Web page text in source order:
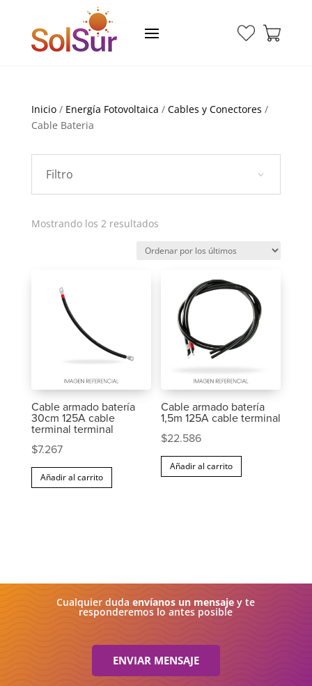
Inicio/ Energía Fotovoltaica / Cables y Conectores /
Cable Bateria
Filtro
Mostrando los 2 resultadosOrdenado
los
Cable armado batería
30cm 125A cable
terminal terminal
$7.267
Añadir al carrito
Cable armado batería
1,5m 125A cable terminal
$22.586
Añadir al carrito
Cualquier dudaenvíanos un mensaje y te
responderemos lo antes posible
ENVIAR MENSAJE